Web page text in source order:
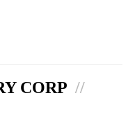
CORP //